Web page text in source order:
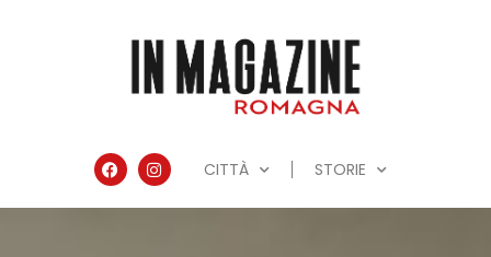
CITTÀ STORIE